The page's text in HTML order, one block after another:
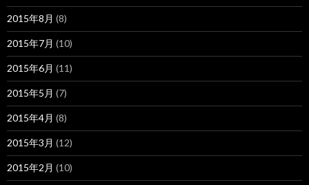
2015年8月 (8)
2015年7月 (10)
2015年6月 (11)
2015年5月 (7)
2015年4月 (8)
2015年3月 (12)
2015年2月 (10)